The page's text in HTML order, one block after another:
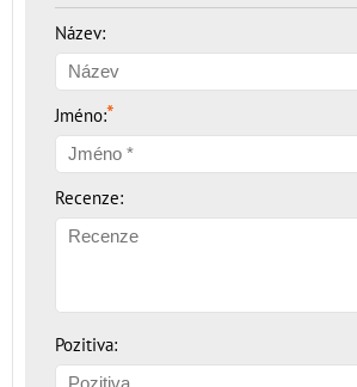
Název:
Jméno:*
Recenze:
Pozitiva: